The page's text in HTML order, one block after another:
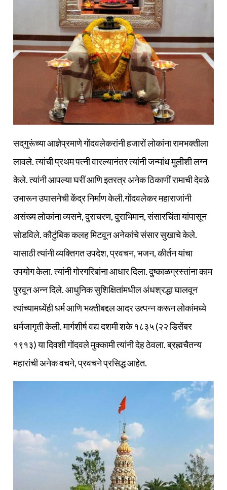
सद्‌गुरूंच्या आज्ञेप्रमाणे गोंदवलेकरांनी हजारों लोकांना रामभक्तीला
लावले. त्यांची प्रथम पत्नी वारल्यानंतर त्यांनी जन्मांध मुलीशी लग्न
केले. त्यांनी आपल्या घरीं आणि इतरत्र अनेक ठिकाणीं रामाची देवळे
उभारून उपासनेची केंद्र निर्माण केली.गोंदवलेकर महाराजांनी
असंख्य लोकांना व्यसने, दुराचरण, दुराभिमान, संसारचिंता यांपासून
सोडविले. कौटुंबिक कलह मिटवून अनेकांचे संसार सुखाचे केले.
यासाठी त्यांनी व्यक्तिगत उपदेश, प्रवचन, भजन, कीर्तन यांचा
उपयोग केला. त्यांनी गोरगरिबांना आधार दिला. दुष्काळग्रस्तांना काम
पुरवून अन्न दिले. आधुनिक सुशिक्षितांमधील अंधश्रद्धा घालवून
त्यांच्यामध्येंही धर्म आणि भक्तीबद्दल आदर उत्पन्न करून लोकांमध्ये
धर्मजागृती केली. मार्गशीर्ष वद्य दशमी शके १८३५ (२२ डिसेंबर
१९१३) या दिवशी गोंदवले मुक्कामी त्यांनी देह ठेवला. ब्रह्मचैतन्य
महारांची अनेक वचने, प्रवचने प्रसिद्ध आहेत.